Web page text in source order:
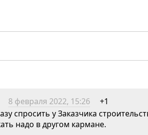
8 февраля 2022, 15:26
+1
спросить у Заказчика
надо в другом кармане.